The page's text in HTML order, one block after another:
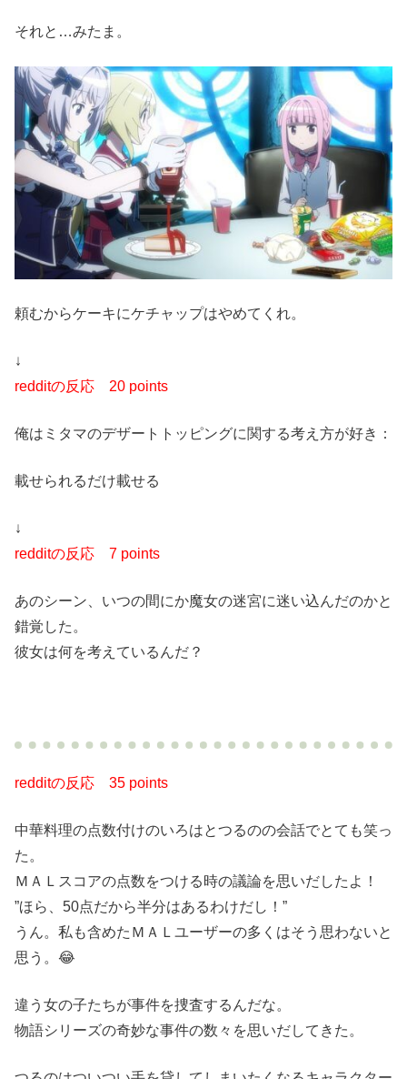
それと…みたま。
頼むからケーキにケチャップはやめてくれ。
↓
redditの反応 20 points
俺はミタマのデザートトッピングに関する考え方が好き：
載せられるだけ載せる
↓
redditの反応 7 points
あのシーン、いつの間にか魔女の迷宮に迷い込んだのかと
錯覚した。
彼女は何を考えているんだ？
redditの反応 35 points
中華料理の点数付けのいろはとつるのの会話でとても笑っ
た。
ＭＡＬスコアの点数をつける時の議論を思いだしたよ！
”ほら、50点だから半分はあるわけだし！”
うん。私も含めたＭＡＬユーザーの多くはそう思わないと
思う。😂
違う女の子たちが事件を捜査するんだな。
物語シリーズの奇妙な事件の数々を思いだしてきた。